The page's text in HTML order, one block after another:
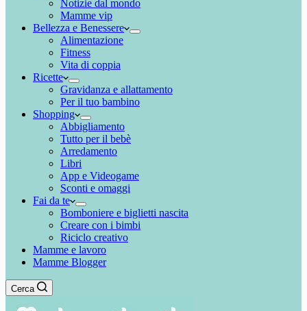
Notizie dal mondo
Mamme vip
Bellezza e Benessere
Alimentazione
Fitness
Vita di coppia
Ricette
Gravidanza e allattamento
Per il tuo bambino
Shopping
Abbigliamento
Tutto per il bebè
Arredamento
Libri
App e Videogame
Sconti e omaggi
Fai da te
Bomboniere e biglietti nascita
Creare con i bimbi
Riciclo creativo
Mamme e lavoro
Mamme Blogger
Cerca